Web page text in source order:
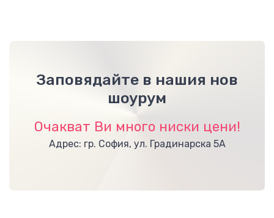
Заповядайте в нашия нов
шоурум
Очакват Ви много ниски цени!
Адрес: гр. София, ул. Градинарска 5А